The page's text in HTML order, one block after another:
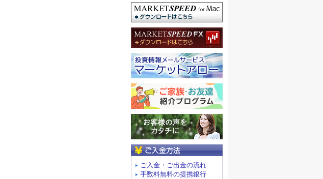
ご入金・ご出金の流れ
手数料無料の提携銀行